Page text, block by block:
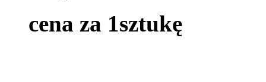
cena za 1sztukę